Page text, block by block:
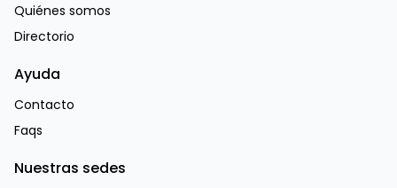
Quiénes somos
Directorio
Ayuda
Contacto
Faqs
Nuestras sedes